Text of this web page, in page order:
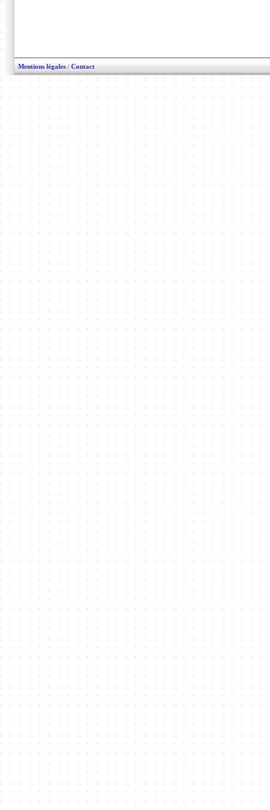
Mentions légales / Contact